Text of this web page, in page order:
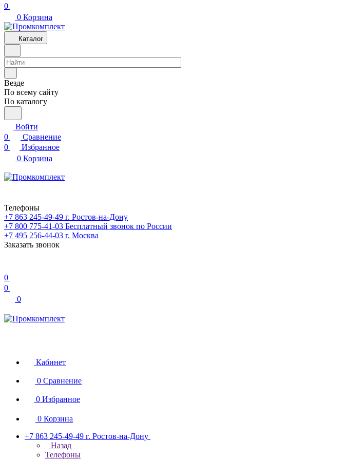
0
0 Корзина
Каталог
Везде
По всему сайту
По каталогу
Войти
0
Сравнение
0
Избранное
0 Корзина
Телефоны
+7 863 245-49-49 г. Ростов-на-Дону
+7 800 775-41-03 Бесплатный звонок по России
+7 495 256-44-03 г. Москва
Заказать звонок
0
0
0
Кабинет
0 Сравнение
0 Избранное
0 Корзина
+7 863 245-49-49 г. Ростов-на-Дону
Назад
Телефоны